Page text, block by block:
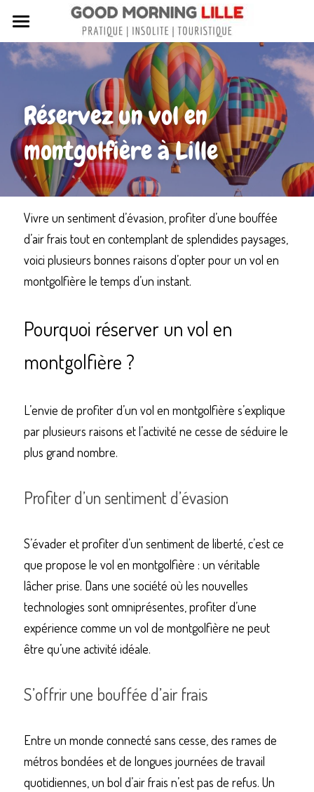
Tous nos articles
Lille de A à Z
Nos livres sur Lille
Lille insolite et secret
Street Art à Lille
Toutes les rues de Lille
Contactez-nous
Réservez un vol en
montgolfière à Lille
Vivre un sentiment d’évasion, profiter d’une bouffée
d’air frais tout en contemplant de splendides paysages,
voici plusieurs bonnes raisons d’opter pour un vol en
montgolfière le temps d’un instant.
Pourquoi réserver un vol en
montgolfière ?
L’envie de profiter d’un vol en montgolfière s’explique
par plusieurs raisons et l’activité ne cesse de séduire le
plus grand nombre.
Profiter d’un sentiment d’évasion
S’évader et profiter d’un sentiment de liberté, c’est ce
que propose le vol en montgolfière : un véritable
lâcher prise. Dans une société où les nouvelles
technologies sont omniprésentes, profiter d’une
expérience comme un vol de montgolfière ne peut
être qu’une activité idéale.
S’offrir une bouffée d’air frais
Entre un monde connecté sans cesse, des rames de
métros bondées et de longues journées de travail
quotidiennes, un bol d’air frais n’est pas de refus. Un